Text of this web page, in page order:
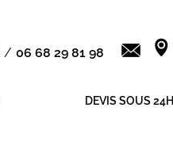
/ 06 68 29 81 98
DEVIS SOUS 24H